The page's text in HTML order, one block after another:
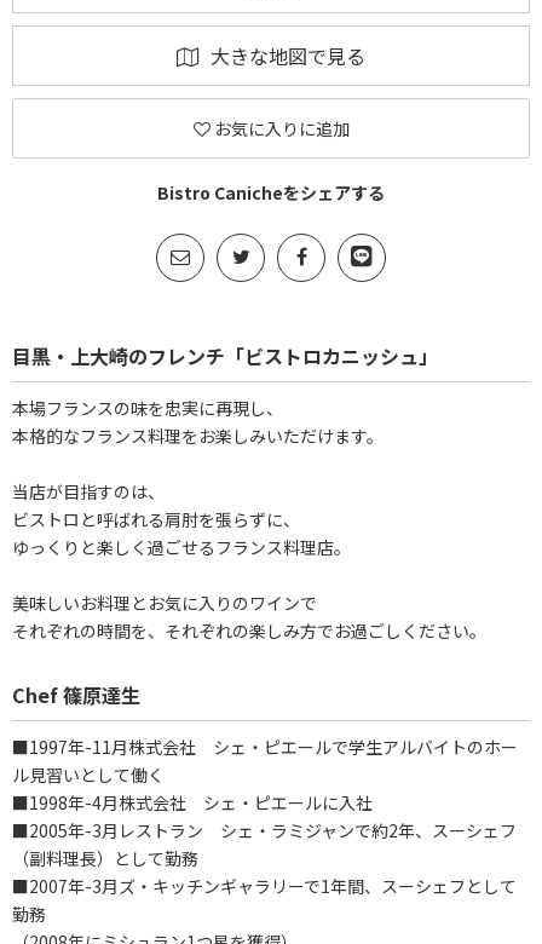
大きな地図で見る
お気に入りに追加
Bistro Canicheをシェアする
目黒・上大崎のフレンチ「ビストロカニッシュ」
本場フランスの味を忠実に再現し、
本格的なフランス料理をお楽しみいただけます。
当店が目指すのは、
ビストロと呼ばれる肩肘を張らずに、
ゆっくりと楽しく過ごせるフランス料理店。
美味しいお料理とお気に入りのワインで
それぞれの時間を、それぞれの楽しみ方でお過ごしください。
Chef 篠原達生
■1997年-11月株式会社 シェ・ピエールで学生アルバイトのホー
ル見習いとして働く
■1998年-4月株式会社 シェ・ピエールに入社
■2005年-3月レストラン シェ・ラミジャンで約2年、スーシェフ
（副料理長）として勤務
■2007年-3月ズ・キッチンギャラリーで1年間、スーシェフとして
勤務